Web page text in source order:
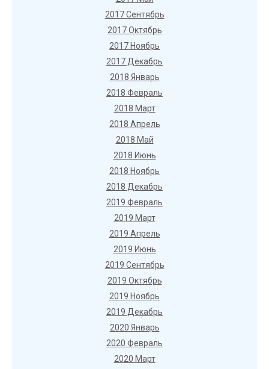
2017 Сентябрь
2017 Октябрь
2017 Ноябрь
2017 Декабрь
2018 Январь
2018 Февраль
2018 Март
2018 Апрель
2018 Май
2018 Июнь
2018 Ноябрь
2018 Декабрь
2019 Февраль
2019 Март
2019 Апрель
2019 Июнь
2019 Сентябрь
2019 Октябрь
2019 Ноябрь
2019 Декабрь
2020 Январь
2020 Февраль
2020 Март